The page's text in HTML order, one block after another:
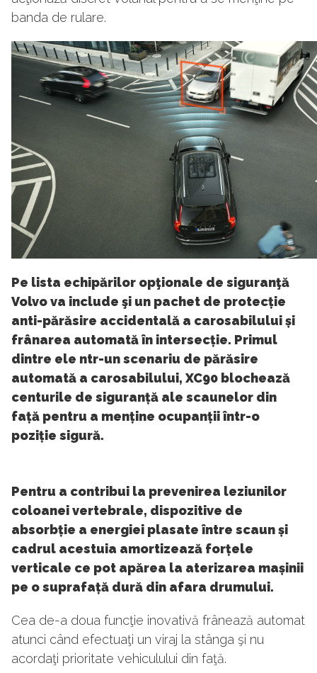
banda de rulare.
Pe lista echipărilor opţionale de siguranţă
Volvo va include şi un pachet de protecție
anti-părăsire accidentală a carosabilului și
frânarea automată în intersecție. Primul
dintre ele ntr-un scenariu de părăsire
automată a carosabilului, XC90 blochează
centurile de siguranță ale scaunelor din
față pentru a menține ocupanții într-o
poziție sigură.
Pentru a contribui la prevenirea leziunilor
coloanei vertebrale, dispozitive de
absorbție a energiei plasate între scaun și
cadrul acestuia amortizează forțele
verticale ce pot apărea la aterizarea mașinii
pe o suprafață dură din afara drumului.
Cea de-a doua funcţie inovativă frânează automat
atunci când efectuaţi un viraj la stânga şi nu
acordaţi prioritate vehiculului din faţă.